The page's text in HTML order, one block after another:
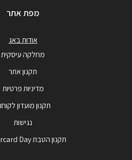
מפת אתר
אודות באג
מחלקה עיסקית
תקנון אתר
מדיניות פרטיות
תקנון מועדון
נגישות
תקנון הטבת Mastercard Day